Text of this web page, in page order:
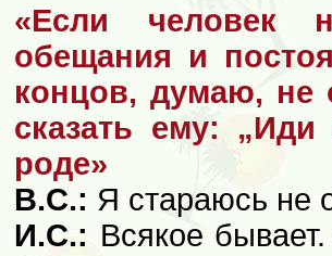
«Если человек
обещания и
концов, думаю, не
сказать ему:
роде»
В.С.: Я стараюсь не
И.С.: Всякое